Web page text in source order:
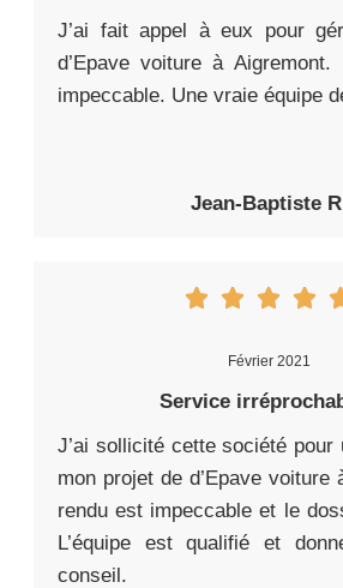
J’ai fait appel à eux pour
d’Epave voiture à
impeccable. Une vraie équipe
Jean-Baptiste
Février 2021
Service
J’ai sollicité cette société pour
mon projet de d’Epave voiture
rendu est impeccable et le
L’équipe est qualifié et
conseil.